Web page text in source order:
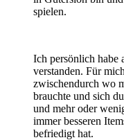
spielen.
Ich persönlich habe
verstanden. Für
zwischendurch wo
brauchte und sich
und mehr oder
immer besseren
befriedigt hat.